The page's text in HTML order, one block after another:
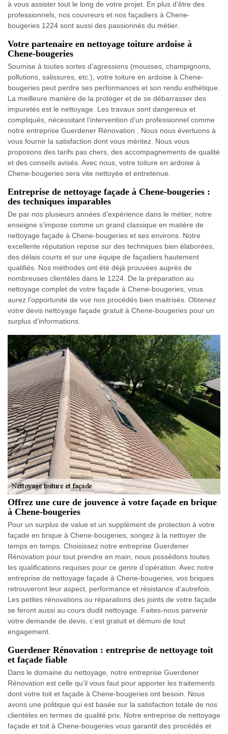
à vous assister tout le long de votre projet. En plus d’être des
professionnels, nos couvreurs et nos façadiers à Chene-
bougeries 1224 sont aussi des passionnés du métier.
Votre partenaire en nettoyage toiture ardoise à
Chene-bougeries
Soumise à toutes sortes d’agressions (mousses, champignons,
pollutions, salissures, etc.), votre toiture en ardoise à Chene-
bougeries peut perdre ses performances et son rendu esthétique.
La meilleure manière de la protéger et de se débarrasser des
impuretés est le nettoyage. Les travaux sont dangereux et
compliqués, nécessitant l’intervention d’un professionnel comme
notre entreprise Guerdener Rénovation . Nous nous évertuons à
vous fournir la satisfaction dont vous méritez. Nous vous
proposons des tarifs pas chers, des accompagnements de qualité
et des conseils avisés. Avec nous, votre toiture en ardoise à
Chene-bougeries sera vite nettoyée et entretenue.
Entreprise de nettoyage façade à Chene-bougeries :
des techniques imparables
De par nos plusieurs années d’expérience dans le métier, notre
enseigne s’impose comme un grand classique en matière de
nettoyage façade à Chene-bougeries et ses environs. Notre
excellente réputation repose sur des techniques bien élaborées,
des délais courts et sur une équipe de façadiers hautement
qualifiés. Nos méthodes ont été déjà prouvées auprès de
nombreuses clientèles dans le 1224. De la préparation au
nettoyage complet de votre façade à Chene-bougeries, vous
aurez l’opportunité de voir nos procédés bien maitrisés. Obtenez
votre devis nettoyage façade gratuit à Chene-bougeries pour un
surplus d’informations.
Offrez une cure de jouvence à votre façade en brique
à Chene-bougeries
Pour un surplus de value et un supplément de protection à votre
façade en brique à Chene-bougeries, songez à la nettoyer de
temps en temps. Choisissez notre entreprise Guerdener
Rénovation pour tout prendre en main, nous possédons toutes
les qualifications requises pour ce genre d’opération. Avec notre
entreprise de nettoyage façade à Chene-bougeries, vos briques
retrouveront leur aspect, performance et résistance d’autrefois.
Les petites rénovations ou réparations des joints de votre façade
se feront aussi au cours dudit nettoyage. Faites-nous parvenir
votre demande de devis, c’est gratuit et démuni de tout
engagement.
Guerdener Rénovation : entreprise de nettoyage toit
et façade fiable
Dans le domaine du nettoyage, notre entreprise Guerdener
Rénovation est celle qu’il vous faut pour apporter les traitements
dont votre toit et façade à Chene-bougeries ont besoin. Nous
avons une politique qui est basée sur la satisfaction totale de nos
clientèles en termes de qualité prix. Notre entreprise de nettoyage
façade et toit à Chene-bougeries vous garantit des procédés et